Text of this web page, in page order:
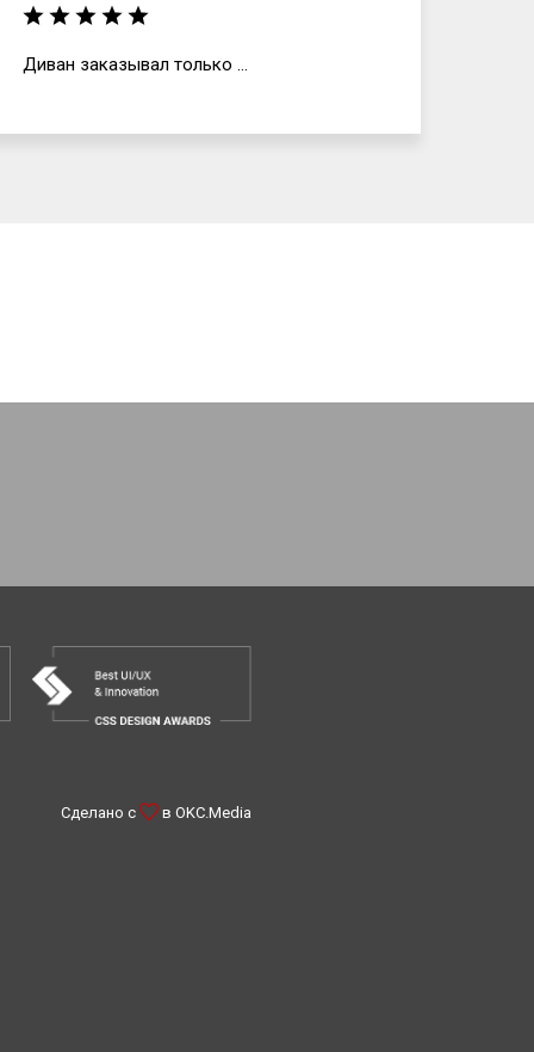
Диван заказывал только ...
Сделано с в OKC.Media